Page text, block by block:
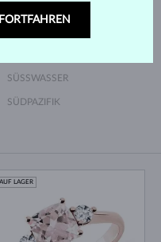
SÜSSWASSER
SÜDPAZIFIK
AUF LAGER